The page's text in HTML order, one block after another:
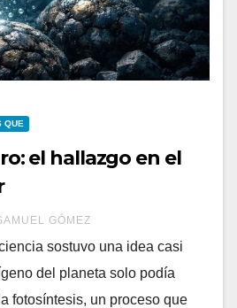
QUE
el hallazgo en el
GÓMEZ
sostuvo una idea casi
del planeta solo podía
fotosíntesis, un proceso que